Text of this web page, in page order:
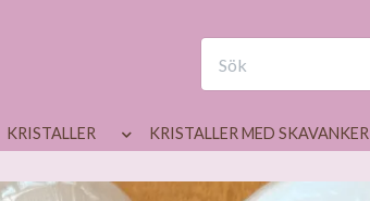
KRISTALLER KRISTALLER MED SKAVANKER